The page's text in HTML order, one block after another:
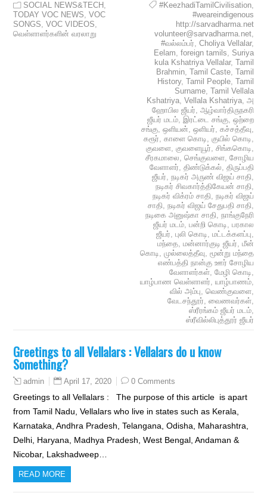
SOCIAL NEWS&TECH ,
TODAY VOC NEWS,VOC
SONGS,VOC VIDEOS,
வெள்ளாளர்களின் வரலாறு
#KeezhadiTamilCivilisation,
#weareindigenous
http://sarvadharma.net
volunteer@sarvadharma.net,
#வல்லம்பர், Choliya Vellalar,
Eelam, foreign tamils, Suriya
kula Kshatriya Vellalar, Tamil
Brahmin, Tamil Caste, Tamil
History, Tamil People, Tamil
Surname, Tamil Vellala
Kshatriya, Vellala Kshatriya, அ
ஹோபில ஜீயர், ஆழ்வார்திருநகரி
ஜீயர் மடம், இரட்டை சங்கு, ஒற்றை
சங்கு, ஒளியன், ஒளியர், கச்சத்தீவு,
கரூர், காளை கொடி, குயில் கொடி,
குவளை, குவளையூர், சிங்ககொடி,
சீரகமாலை, செங்குவளை, சோழிய
வேளாளர், திண்டுக்கல், திருப்பதி
ஜீயர், நடிகர் அருண் விஜய் சாதி,
நடிகர் சிவகார்த்திகேயன் சாதி,
நடிகர் விக்ரம் சாதி, நடிகர் விஜய்
சாதி, நடிகர் விஜய் சேதுபதி சாதி,
நடிகை அனுஷ்கா சாதி, நாங்குநேரி
ஜீயர் மடம், பன்றி கொடி, பரகால
ஜீயர், புலி கொடி, மட்டக்களப்பு,
மந்தை, மன்னார்குடி ஜீயர், மீன்
கொடி, முல்லைத்தீவு, மூன்று மந்தை
எண்பத்தி நான்கு ஊர் சோழிய
வேளாளர்கள், மேழி கொடி,
யாழ்பாண வெள்ளாளர், யாழ்பாணம்,
வில் அம்பு, வெண்குவளை,
வேடசந்தூர், வைணவர்கள்,
ஸ்ரீரங்கம் ஜீயர் மடம்,
ஸ்ரீவில்லிபுத்தூர் ஜீயர்
Greetings to all Vellalars : Vellalars do u know
Something?
admin April 17, 2020 0 Comments
Greetings to all Vellalars : The purpose of this article is apart
from Tamil Nadu, Vellalars who live in states such as Kerala,
Karnataka, Andhra Pradesh, Telangana, Odisha, Maharashtra,
Delhi, Haryana, Madhya Pradesh, West Bengal, Andaman &
Nicobar, Lakshadweep…
READ MORE